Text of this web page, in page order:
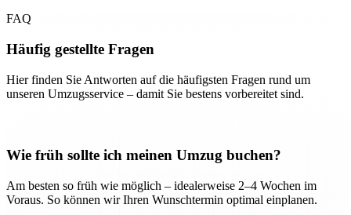
FAQ
Häufig gestellte Fragen
Hier finden Sie Antworten auf die häufigsten Fragen rund um
unseren Umzugsservice – damit Sie bestens vorbereitet sind.
Wie früh sollte ich meinen Umzug buchen?
Am besten so früh wie möglich – idealerweise 2–4 Wochen im
Voraus. So können wir Ihren Wunschtermin optimal einplanen.